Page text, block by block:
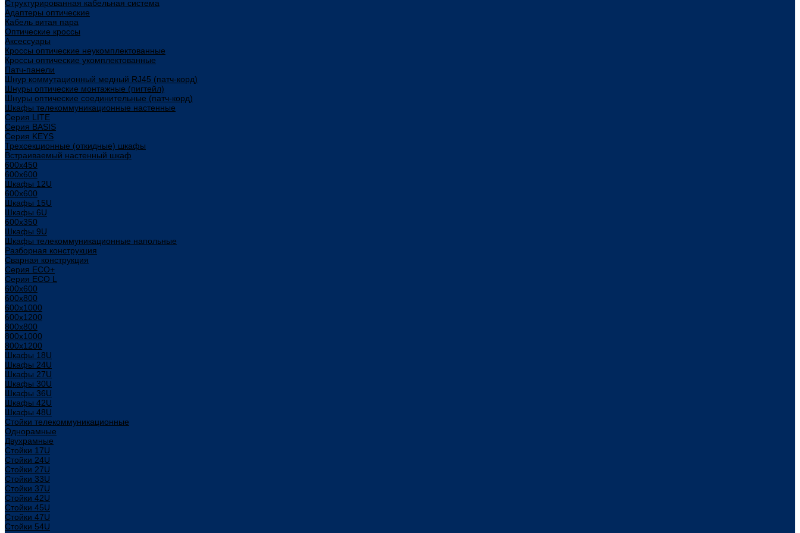
Структурированная кабельная система
Адаптеры оптические
Кабель витая пара
Оптические кроссы
Аксессуары
Кроссы оптические неукомплектованные
Кроссы оптические укомплектованные
Патч-панели
Шнур коммутационный медный RJ45 (патч-корд)
Шнуры оптические монтажные (пигтейл)
Шнуры оптические соединительные (патч-корд)
Шкафы телекоммуникационные настенные
Cерия LITE
Cерия BASIS
Cерия KEYS
Трехсекционные (откидные) шкафы
Встраиваемый настенный шкаф
600x450
600x600
Шкафы 12U
600x600
Шкафы 15U
Шкафы 6U
600x350
Шкафы 9U
Шкафы телекоммуникационные напольные
Разборная конструкция
Сварная конструкция
Серия ECO+
Серия ECO L
600x600
600x800
600х1000
600х1200
800x800
800х1000
800х1200
Шкафы 18U
Шкафы 24U
Шкафы 27U
Шкафы 30U
Шкафы 36U
Шкафы 42U
Шкафы 48U
Стойки телекоммуникационные
Однорамные
Двухрамные
Стойки 17U
Стойки 24U
Стойки 27U
Стойки 33U
Стойки 37U
Стойки 42U
Стойки 45U
Стойки 47U
Стойки 54U